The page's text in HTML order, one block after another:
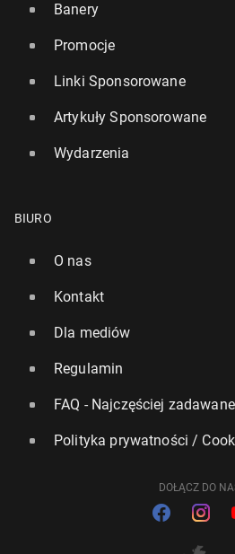
Banery
Promocje
Linki Sponsorowane
Artykuły Sponsorowane
Wydarzenia
BIURO
O nas
Kontakt
Dla mediów
Regulamin
FAQ - Najczęściej
Polityka prywatności /
DOŁĄCZ DO